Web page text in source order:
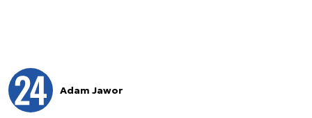
Adam Jawor